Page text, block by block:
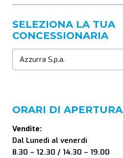
SELEZIONA LA TUA
CONCESSIONARIA
ORARI DI APERTURA
Vendite:
Dal Lunedì al venerdì
8.30 – 12.30 / 14.30 – 19.00